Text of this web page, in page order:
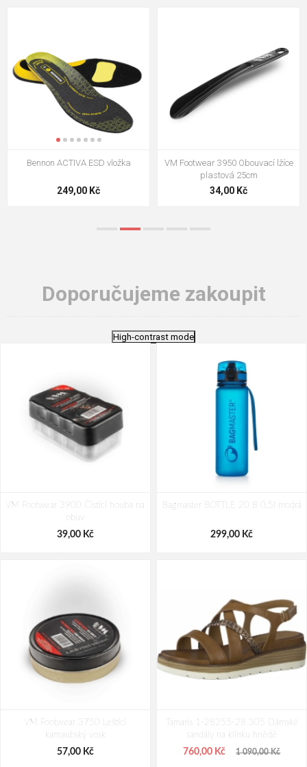
VM Footwear 3009 Vkládací stélka
124,00 Kč
VM Footwear 3102 Tkaničky
ploché
18,70 Kč
Doporučujeme zakoupit
High-contrast mode
VM Footwear 3900 Čistící houba na
obuv
39,00 Kč
Bagmaster BOTTLE 20 B 0,5l modrá
299,00 Kč
VM Footwear 3750 Leštící
karnaubský vosk
57,00 Kč
Tamaris 1-28255-28 305 Dámské
sandály na klínku hnědé
760,00 Kč 1 090,00 Kč